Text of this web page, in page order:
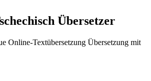
Übersetzer
Online-Textübersetzung Übersetzung mit